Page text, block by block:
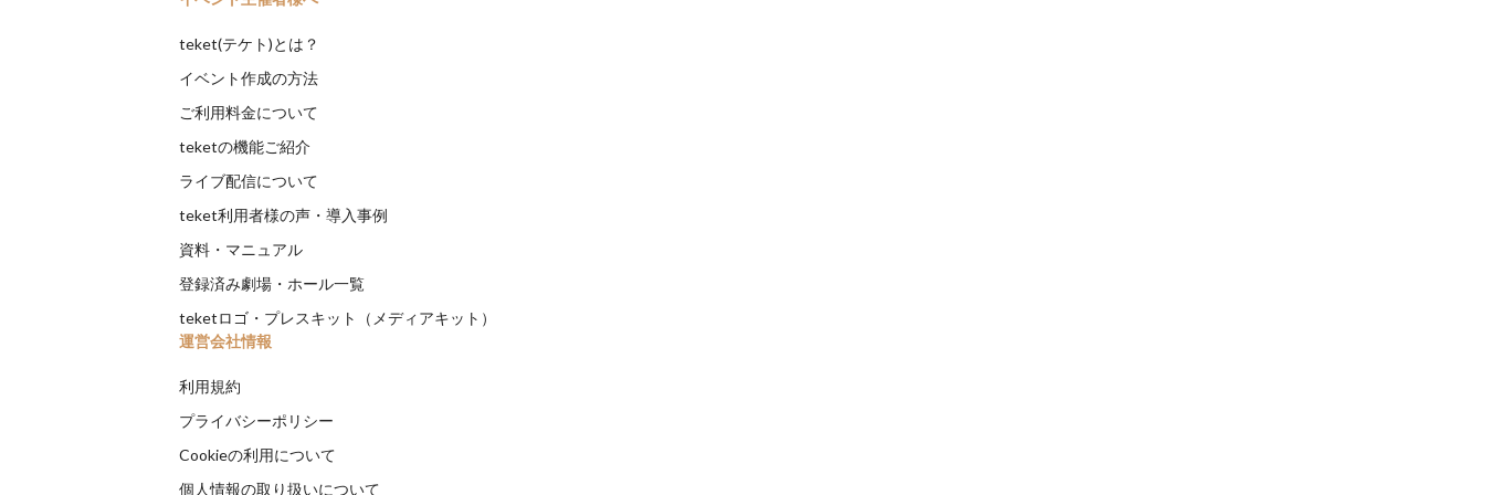
teket(テケト)とは？
イベント作成の方法
ご利用料金について
teketの機能ご紹介
ライブ配信について
teket利用者様の声・導入事例
資料・マニュアル
登録済み劇場・ホール一覧
teketロゴ・プレスキット（メディアキット）
運営会社情報
利用規約
プライバシーポリシー
Cookieの利用について
個人情報の取り扱いについて